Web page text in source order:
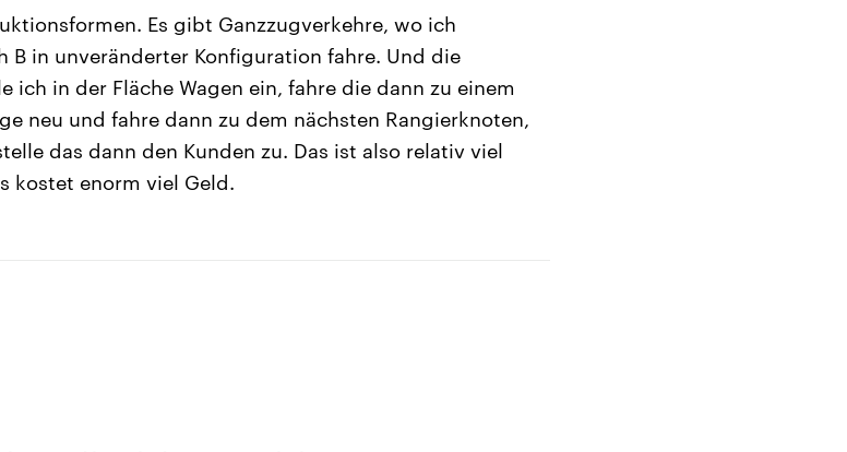
Es gibt Ganzzugverkehre, wo ich
B in unveränderter Konfiguration fahre. Und die
ich in der Fläche Wagen ein, fahre die dann zu einem
neu und fahre dann zu dem nächsten Rangierknoten,
das dann den Kunden zu. Das ist also relativ viel
kostet enorm viel Geld.